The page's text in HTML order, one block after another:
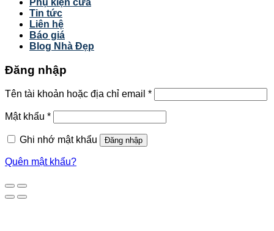
Tin tức
Liên hệ
Báo giá
Blog Nhà Đẹp
Đăng nhập
Tên tài khoản hoặc địa chỉ email *
Mật khẩu *
Ghi nhớ mật khẩu Đăng nhập
Quên mật khẩu?